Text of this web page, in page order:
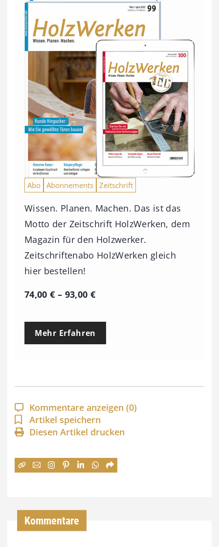
Abo Abonnements Zeitschrift
Wissen. Planen. Machen. Das ist das
Motto der Zeitschrift HolzWerken, dem
Magazin für den Holzwerker.
Zeitschriftenabo HolzWerken gleich
hier bestellen!
74,00€ – 93,00 €P
e
p
a
n
n
:
Mehr Erfahren
Kommentare anzeigen (0)
Artikel speichern
Diesen Artikel drucken
Kommentare